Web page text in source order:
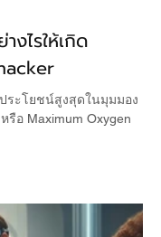
งไรให้เกิด
ประโยชน์สูงสุดในมุมมอง
รือ Maximum Oxygen